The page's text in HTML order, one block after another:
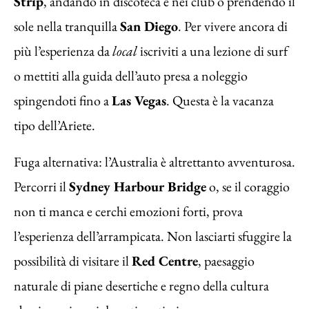
sole nella tranquillaSan Diego. Per vivere ancora di
più l’esperienza dalocaliscriviti a una lezione di surf
o mettiti alla guida dell’auto presa a noleggio
spingendoti fino aLas Vegas. Questa è la vacanza
tipo dell’Ariete.
Fuga alternativa: l’Australia è altrettanto avventurosa.
Percorri ilSydney Harbour Bridgeo, se il coraggio
non ti manca e cerchi emozioni forti, prova
l’esperienza dell’arrampicata. Non lasciarti sfuggire la
possibilità di visitare ilRed Centre, paesaggio
naturale di piane desertiche e regno della cultura